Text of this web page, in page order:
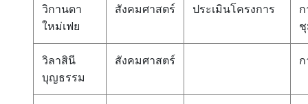
วิกานดา
ใหม่เฟย
สังคมศาสตร์ ประเมินโครงการ
วิลาสินี
บุญธรรม
สังคมศาสตร์